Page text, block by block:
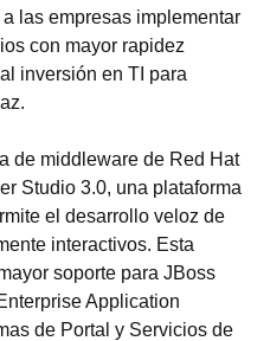
las empresas implementar
con mayor rapidez
inversión en TI para
de middleware de Red Hat
Studio 3.0, una plataforma
el desarrollo veloz de
interactivos. Esta
soporte para JBoss
Application
de Portal y Servicios de